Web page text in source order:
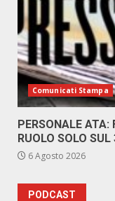
Comunicati Stampa
PERSONALE ATA:
RUOLO SOLO
6 Agosto 2026
PODCAST